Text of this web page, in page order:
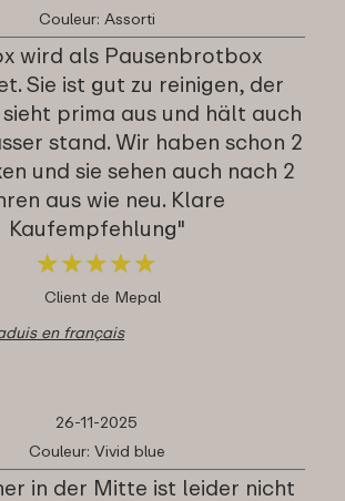
Couleur: Assorti
wird als Pausenbrotbox
Sie ist gut zu reinigen, der
prima aus und hält auch
stand. Wir haben schon 2
und sie sehen auch nach 2
aus wie neu. Klare
Kaufempfehlung"
★★★★★
★★★★★
Client de Mepal
en français
26-11-2025
Couleur: Vivid blue
in der Mitte ist leider nicht